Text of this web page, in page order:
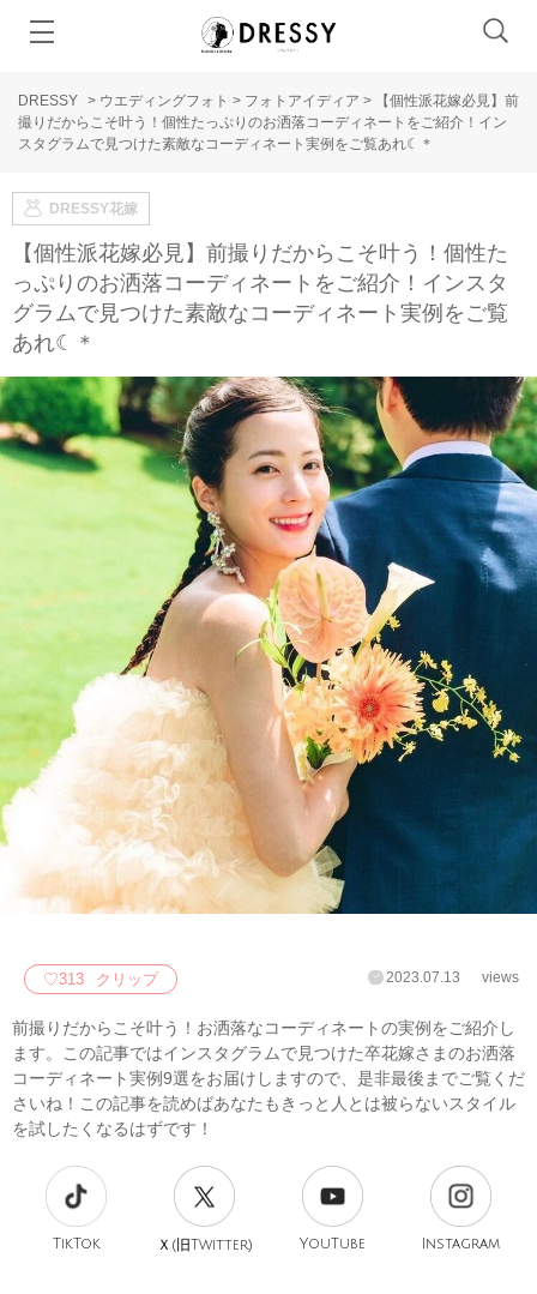
DRESSY > ウエディングフォト > フォトアイディア >
【個性派花嫁必見】前
撮りだからこそ叶う！個性たっぷりのお洒落コーディネートをご紹介！イン
スタグラムで見つけた素敵なコーディネート実例をご覧あれ☾＊
DRESSY花嫁
【個性派花嫁必見】前撮りだからこそ叶う！個性た
っぷりのお洒落コーディネートをご紹介！インスタ
グラムで見つけた素敵なコーディネート実例をご覧
あれ☾＊
♡313 クリップ 2023.07.13 views
前撮りだからこそ叶う！お洒落なコーディネートの実例をご紹介し
ます。この記事ではインスタグラムで見つけた卒花嫁さまのお洒落
コーディネート実例9選をお届けしますので、是非最後までご覧くだ
さいね！この記事を読めばあなたもきっと人とは被らないスタイル
を試したくなるはずです！
TikTok Ｘ(旧Twitter) YouTube Instagram